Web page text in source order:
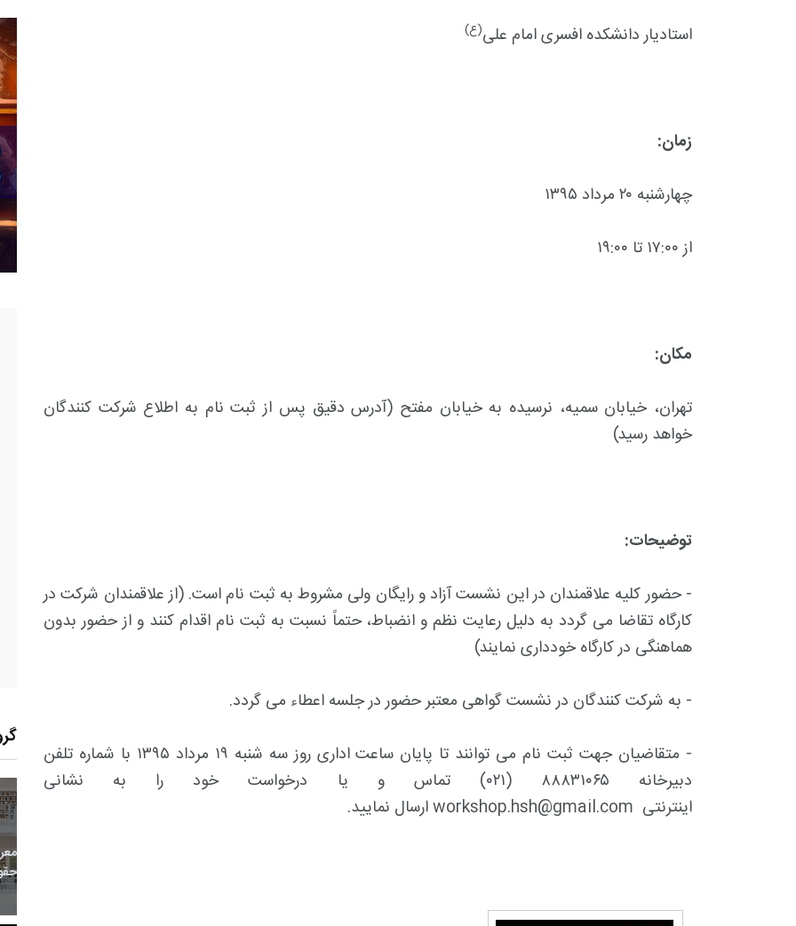
استادیار دانشکده افسری امام علی(ع)
زمان:
چهارشنبه ۲۰ مرداد ۱۳۹۵
از ۱۷:۰۰ تا ۱۹:۰۰
مکان:
تهران، خیابان سمیه، نرسیده به خیابان مفتح (آدرس دقیق پس از ثبت نام به اطلاع شرکت کنندگان
خواهد رسید)
توضیحات:
- حضور کلیه علاقمندان در این نشست آزاد و رایگان ولی مشروط به ثبت نام است. (از علاقمندان شرکت در
کارگاه تقاضا می گردد به دلیل رعایت نظم و انضباط، حتماً نسبت به ثبت نام اقدام کنند و از حضور بدون
هماهنگی در کارگاه خودداری نمایند)
- به شرکت کنندگان در نشست گواهی معتبر حضور در جلسه اعطاء می گردد.
- متقاضیان جهت ثبت نام می توانند تا پایان ساعت اداری روز سه شنبه ۱۹ مرداد ۱۳۹۵ با شماره تلفن
دبیرخانه ۸۸۸۳۱۰۶۵ (۰۲۱) تماس و یا درخواست خود را به نشانی
اینترنتی workshop.hsh@gmail.comارسال نمایید.